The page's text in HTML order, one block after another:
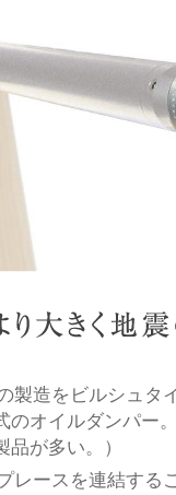
製造をビルシュタ
のオイルダンパー
が多い。）
ースを連結する